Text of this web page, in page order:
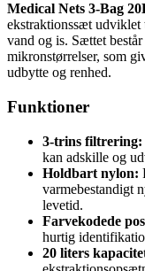
Medical Nets 3-Bag
ekstraktionssæt
vand og is. Sættet
mikronstørrelser, som
udbytte og renhed.
Funktioner
3-trins filtrering:
kan adskille og
Holdbart nylon:
varmebestandigt
levetid.
Farvekodede
hurtig
20 liters